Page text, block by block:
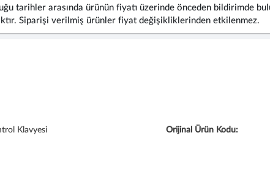
tarihler arasında ürünün fiyatı üzerinde önceden bildirimde
Siparişi verilmiş ürünler fiyat değişikliklerinden etkilenmez.
Klavyesi Orijinal Ürün Kodu: